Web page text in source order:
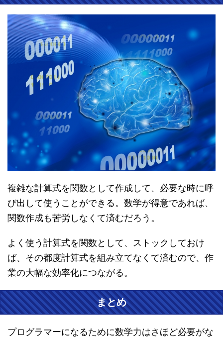
複雑な計算式を関数として作成して、必要な時に呼
び出して使うことができる。数学が得意であれば、
関数作成も苦労しなくて済むだろう。
よく使う計算式を関数として、ストックしておけ
ば、その都度計算式を組み立てなくて済むので、作
業の大幅な効率化につながる。
まとめ
プログラマーになるために数学力はさほど必要がな